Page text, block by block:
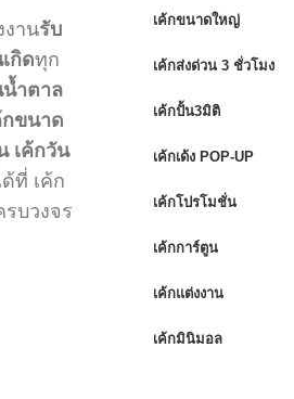
งานรับ
กิดทุก
น้ำตาล
กขนาด
เค้กวัน
ที่ เค้ก
รบวงจร
เค้กขนาดใหญ่
เค้กส่งด่วน 3 ชั่วโมง
เค้กปั้น3มิติ
เค้กเด้ง POP-UP
เค้กโปรโมชั่น
เค้กการ์ตูน
เค้กแต่งงาน
เค้กมินิมอล